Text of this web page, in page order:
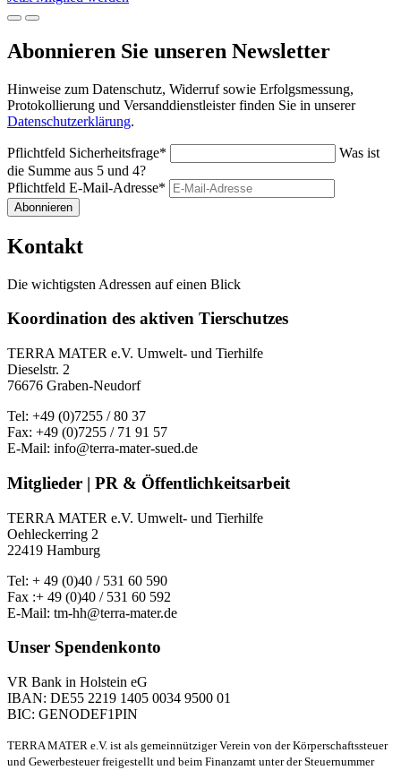
Abonnieren Sie unseren Newsletter
Hinweise zum Datenschutz, Widerruf sowie Erfolgsmessung,
Protokollierung und Versanddienstleister finden Sie in unserer
Datenschutzerklärung.
Pflichtfeld Sicherheitsfrage*
Was ist
die Summe aus 5 und 4?
Pflichtfeld E-Mail-Adresse*
Abonnieren
Kontakt
Die wichtigsten Adressen auf einen Blick
Koordination des aktiven Tierschutzes
TERRA MATER e.V. Umwelt- und Tierhilfe
Dieselstr. 2
76676 Graben-Neudorf
Tel: +49 (0)7255 / 80 37
Fax: +49 (0)7255 / 71 91 57
E-Mail: info@terra-mater-sued.de
Mitglieder | PR & Öffentlichkeitsarbeit
TERRA MATER e.V. Umwelt- und Tierhilfe
Oehleckerring 2
22419 Hamburg
Tel: + 49 (0)40 / 531 60 590
Fax :+ 49 (0)40 / 531 60 592
E-Mail: tm-hh@terra-mater.de
Unser Spendenkonto
VR Bank in Holstein eG
IBAN: DE55 2219 1405 0034 9500 01
BIC: GENODEF1PIN
TERRA MATER e.V. ist als gemeinnütziger Verein von der Körperschaftssteuer
und Gewerbesteuer freigestellt und beim Finanzamt unter der Steuernummer